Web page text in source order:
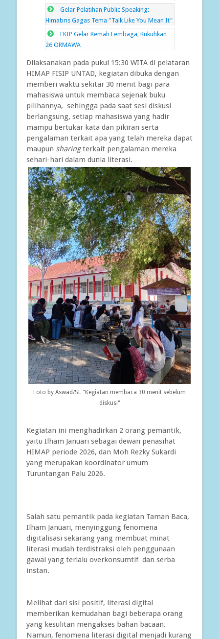
Gelar Pelatihan Public Speaking:
Himabris Gagas Tema "Talk Like You Mean It"
FKIP Gelar Kemah Lembaga, Kukuhkan
26 ORMAWA
Dilaksanakan pada pukul 15:30 WITA di pelataran
HIMAP FISIP UNTAD, kegiatan dibuka dengan
memberi waktu sekitar 30 menit bagi para
mahasiswa untuk membaca sejenak buku
pilihannya, sehingga pada saat sesi diskusi
berlangsung, setiap mahasiswa yang hadir
mampu bertukar kata dan pikiran serta
pengalaman terkait apa yang telah mereka dapat
maupun sharingterkait pengalaman mereka
sehari-hari dalam dunia literasi.
Foto by Aswad/SL "Kegiatan membaca 30 menit sebelum
diskusi"
Kegiatan ini menghadirkan 2 orang pemantik,
yaitu Ilham Januari sebagai dewan penasihat
HIMAP periode 2026, dan Moh Rezky Sukardi
yang merupakan koordinator umum
Turuntangan Palu 2026.
Salah satu pemantik pada kegiatan Taman Baca,
Ilham Januari, menyinggung fenomena
digitalisasi sekarang yang membuat minat
literasi mudah terdistraksi oleh penggunaan
gawai yang terlalu overkonsumtif dan serba
instan.
Melihat dari sisi positif, literasi digital
memberikan kemudahan bagi beberapa orang
yang kesulitan mengakses bahan bacaan.
Namun, fenomena literasi digital menjadi kurang